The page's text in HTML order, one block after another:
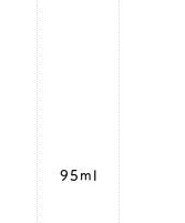
95ml